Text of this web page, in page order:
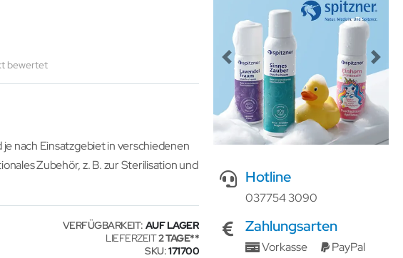
bewertet
nach Einsatzgebiet in verschiedenen
Zubehör, z. B. zur Sterilisation und
VERFÜGBARKEIT: AUF LAGER
LIEFERZEIT2 TAGE
SKU 171700
Previous Next
Hotline
037754 3090
Zahlungsarten
Vorkasse
PayPal